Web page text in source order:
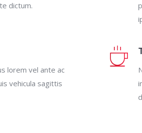
dictum.
lorem vel ante ac
vehicula sagittis